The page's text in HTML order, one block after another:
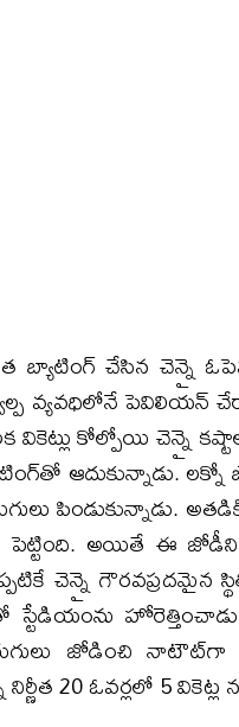
చేసిన చెన్నై
వ్యవధిలోనే పెవిలియన్
వికెట్లు కోల్పోయి చెన్నై
ఆదుకున్నాడు. లక్నో
పిండుకున్నాడు.
పెట్టింది. అయితే
చెన్నై గౌరవప్రదమైన
హోరెత్తించాడు.
జోడించి నాటౌట్‌గా
20 ఓవర్లలో 5 వికెట్ల